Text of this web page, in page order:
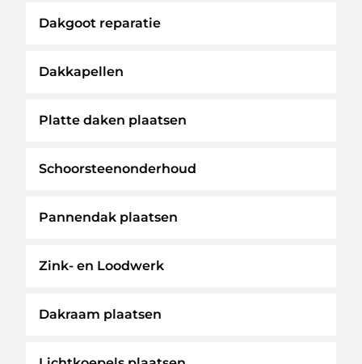
Dakgoot reparatie
Dakkapellen
Platte daken plaatsen
Schoorsteenonderhoud
Pannendak plaatsen
Zink- en Loodwerk
Dakraam plaatsen